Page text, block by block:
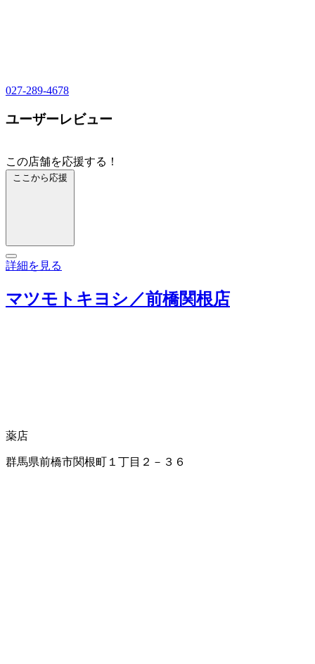
027-289-4678
ユーザーレビュー
この店舗を応援する！
ここから応援
詳細を見る
マツモトキヨシ／前橋関根店
薬店
群馬県前橋市関根町１丁目２－３６